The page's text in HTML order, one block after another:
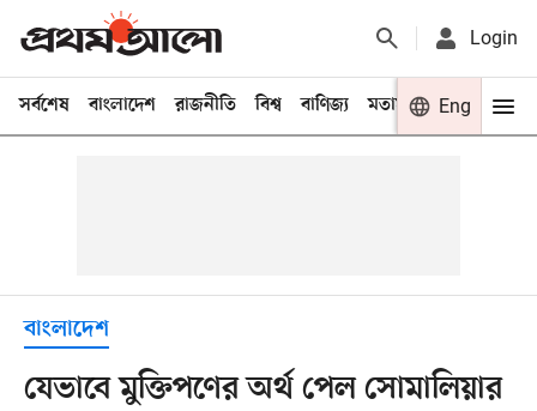
Login
সর্বশেষ বাংলাদেশ রাজনীতি বিশ্ব বাণিজ্য মতামত খেলা
Eng
বাংলাদেশ
যেভাবে মুক্তিপণের অর্থ পেল সোমালিয়ার